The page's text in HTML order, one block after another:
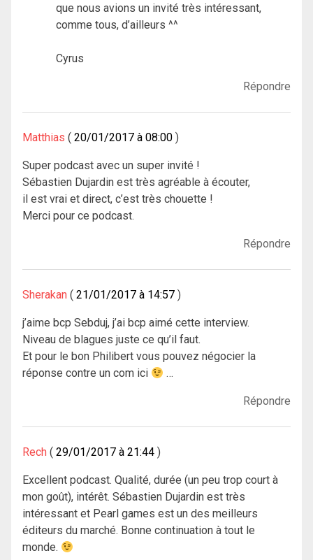
que nous avions un invité très intéressant,
comme tous, d’ailleurs ^^
Cyrus
Répondre
Matthias 20/01/2017 à 08:00
Super podcast avec un super invité !
Sébastien Dujardin est très agréable à écouter,
il est vrai et direct, c’est très chouette !
Merci pour ce podcast.
Répondre
Sherakan 21/01/2017 à 14:57
j’aime bcp Sebduj, j’ai bcp aimé cette interview.
Niveau de blagues juste ce qu’il faut.
Et pour le bon Philibert vous pouvez négocier la
réponse contre un com ici
…
Répondre
Rech 29/01/2017 à 21:44
Excellent podcast. Qualité, durée (un peu trop court à
mon goût), intérêt. Sébastien Dujardin est très
intéressant et Pearl games est un des meilleurs
éditeurs du marché. Bonne continuation à tout le
monde.